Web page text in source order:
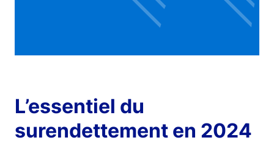
L’essentiel du
surendettement en 2024